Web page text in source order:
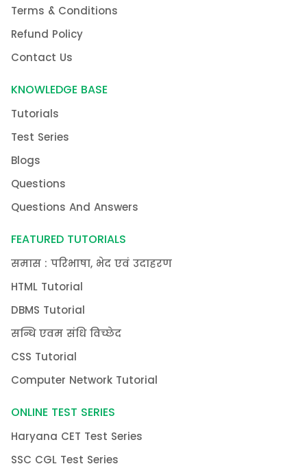
Terms & Conditions
Refund Policy
Contact Us
KNOWLEDGE BASE
Tutorials
Test Series
Blogs
Questions
Questions And Answers
FEATURED TUTORIALS
समास : परिभाषा, भेद एवं उदाहरण
HTML Tutorial
DBMS Tutorial
सन्धि एवम संधि विच्छेद
CSS Tutorial
Computer Network Tutorial
ONLINE TEST SERIES
Haryana CET Test Series
SSC CGL Test Series